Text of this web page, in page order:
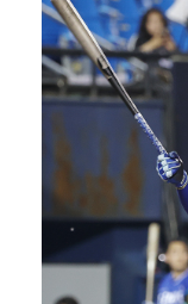
[ST포토]
[ST포토]
[ST포토]
[ST포토
[ST포토